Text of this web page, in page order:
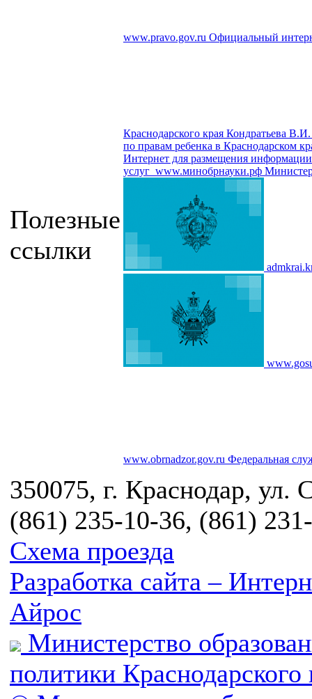
Полезные
ссылки
www.pravo.gov.ru Официальный
Краснодарского края Кондратьева В.И.
по правам ребенка в Краснодарском
Интернет для размещения информации
услуг www.минобрнауки.рф
www.obrnadzor.gov.ru Федеральная
350075, г. Краснодар, ул.
(861) 235-10-36, (861)
Схема проезда
Разработка сайта –
Айрос
Министерство
политики Краснодарского